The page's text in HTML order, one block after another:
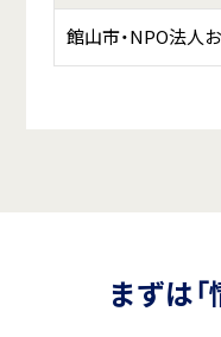
館山市・NPO法人
まずは